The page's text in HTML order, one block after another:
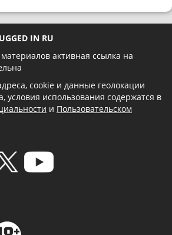
IN RU
активная ссылка на
cookie и данные геолокации
условия использования содержатся в
и Пользовательском